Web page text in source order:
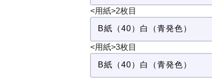
<用紙>2枚目
<用紙>3枚目